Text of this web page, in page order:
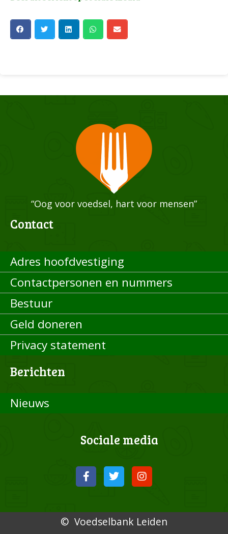
“Oog voor voedsel, hart voor mensen”
Contact
Adres hoofdvestiging
Contactpersonen en nummers
Bestuur
Geld doneren
Privacy statement
Berichten
Nieuws
Sociale media
© Voedselbank Leiden